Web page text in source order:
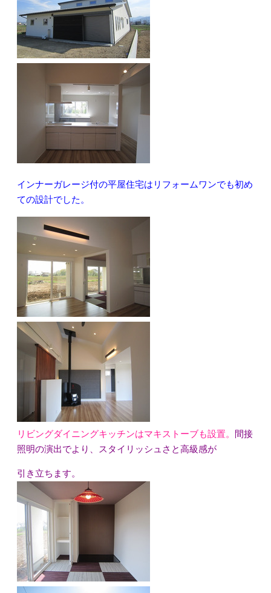
インナーガレージ付の平屋住宅はリフォームワンでも初め
ての設計でした。
リビングダイニングキッチンはマキストーブも設置。
間接
照明の演出でより、スタイリッシュさと高級感が
引き立ちます。